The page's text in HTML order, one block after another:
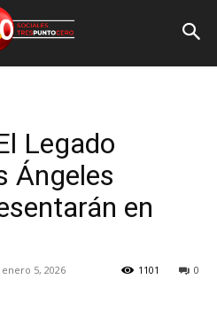
Legado
Ángeles
en
enero 5, 2026 0
1101